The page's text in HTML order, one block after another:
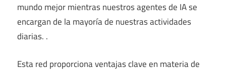
mundo mejor mientras nuestros agentes de IA se
encargan de la mayoría de nuestras actividades
diarias. .
Esta red proporciona ventajas clave en materia de